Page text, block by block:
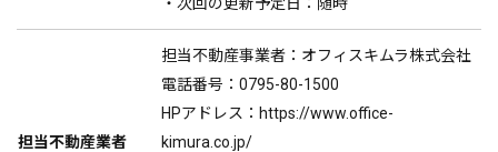
担当不動産業者
担当不動産事業者：オフィスキムラ株式会社
電話番号：0795-80-1500
HPアドレス：https://www.office-
kimura.co.jp/